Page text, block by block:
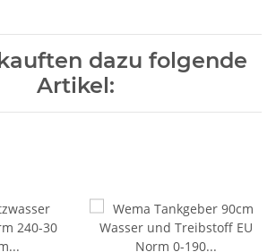
dazu folgende
Artikel: